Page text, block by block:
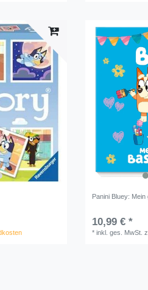
Panini Bluey:
10,99 € *
*inkl. ges. MwSt.